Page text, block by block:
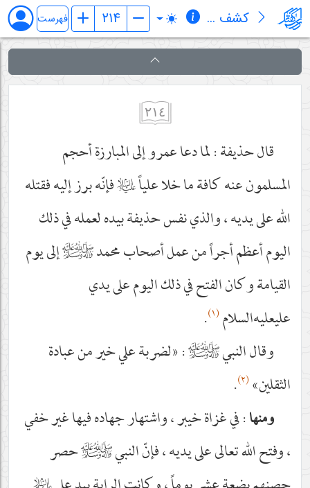
کشف المراد في شرح تجرید الإعتقاد (قسم الإلهیات) فهرست
٢١٤
قال حذيفة : لما دعا عمرو إلى المبارزة أحجم
المسلمون عنه كافة ما خلا علياًعليه‌السلامفإنّه برز إليه فقتله
الله على يديه ، والذي نفس حذيفة بيده لعمله في ذلك
اليوم أعظم أجراً من عمل أصحاب محمدصلى‌الله‌عليه‌وآله‌وسلمإلى يوم
القيامة وكان الفتح في ذلك اليوم على يدي
عليعليه‌السلام(١) .
وقال النبيصلى‌الله‌عليه‌وآله‌وسلم: «لضربة علي خير من عبادة
الثقلين»(٢) .
ومنها: في غزاة خيبر ، واشتهار جهاده فيها غير خفي
، وفتح الله تعالى على يديه ، فإنّ النبيصلى‌الله‌عليه‌وآله‌وسلمحصر